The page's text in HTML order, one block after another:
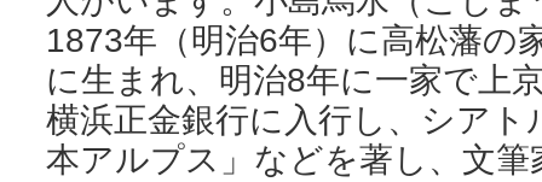
1873年（明治6年）に高松藩の
に生まれ、明治8年に一家で上
横浜正金銀行に入行し、シア
本アルプス」などを著し、文